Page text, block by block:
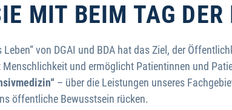
MIT BEIM TAG
Leben“ von DGAI und BDA hat das Ziel, der
und ermöglicht Patientinnen und
– über die Leistungen unseres
öffentliche Bewusstsein rücken.